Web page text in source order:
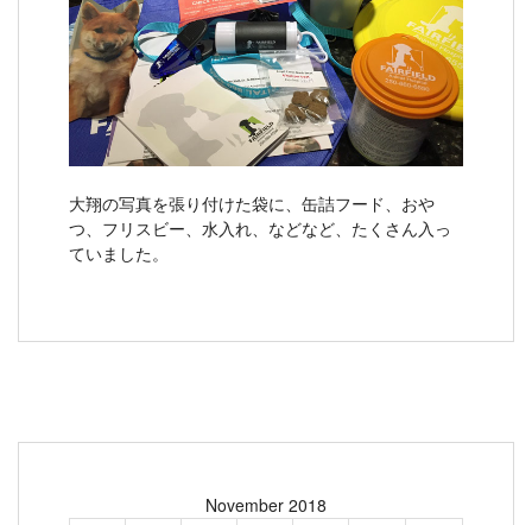
大翔の写真を張り付けた袋に、缶詰フード、おや
つ、フリスビー、水入れ、などなど、たくさん入っ
ていました。
November 2018